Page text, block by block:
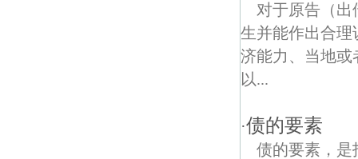
对于原告（
生并能作出合理
济能力、当地或
以...
·债的要素
债的要素，是